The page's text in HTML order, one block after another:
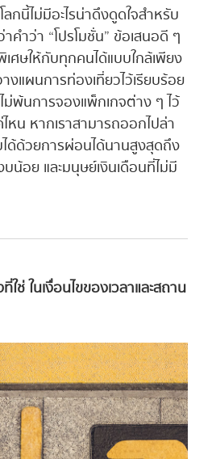
กนี้ไม่มีอะไรน่าดึงดูดใจสำหรับ
คำว่า “โปรโมชั่น” ข้อเสนอดี ๆ
ศษให้กับทุกคนได้แบบใกล้เพียง
างแผนการท่องเที่ยวไว้เรียบร้อย
ม่พ้นการจองแพ็กเกจต่าง ๆ ไว้
หน หากเราสามารถออกไปล่า
ด้ด้วยการผ่อนได้นานสูงสุดถึง
น้อย และมนุษย์เงินเดือนที่ไม่มี
ใช่ ในเงื่อนไขของเวลาและสถาน